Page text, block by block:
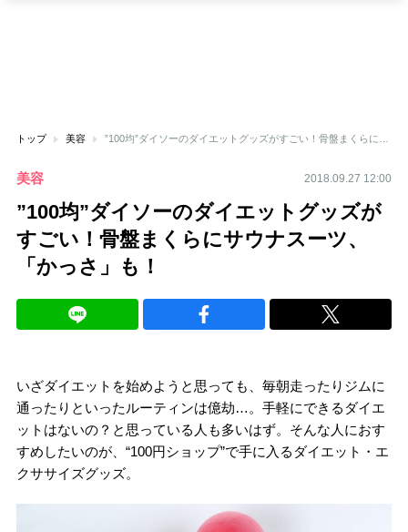
トップ 美容
美容 2018.09.27 12:00
”100均”ダイソーのダイエットグッズが
すごい！骨盤まくらにサウナスーツ、
「かっさ」も！
いざダイエットを始めようと思っても、毎朝走ったりジムに
通ったりといったルーティンは億劫…。手軽にできるダイエ
ットはないの？と思っている人も多いはず。そんな人におす
すめしたいのが、“100円ショップ”で手に入るダイエット・エ
クササイズグッズ。